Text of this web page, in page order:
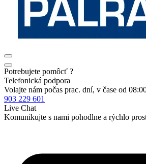
Potrebujete pomôcť ?
Telefonická podpora
Volajte nám počas prac. dní, v čase od
903 229 601
Live Chat
Komunikujte s nami pohodlne a rýchlo